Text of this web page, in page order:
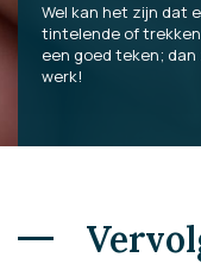
Wel kan het zijn dat
tintelende of
een goed teken;
werk!